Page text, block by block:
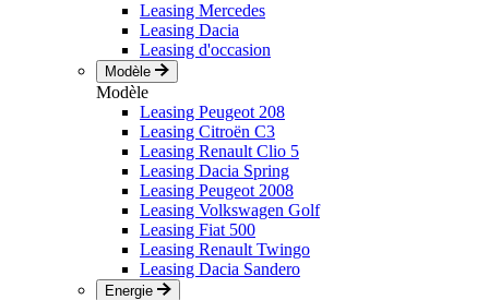
Leasing Mercedes
Leasing Dacia
Leasing d'occasion
Modèle
Modèle
Leasing Peugeot 208
Leasing Citroën C3
Leasing Renault Clio 5
Leasing Dacia Spring
Leasing Peugeot 2008
Leasing Volkswagen Golf
Leasing Fiat 500
Leasing Renault Twingo
Leasing Dacia Sandero
Energie